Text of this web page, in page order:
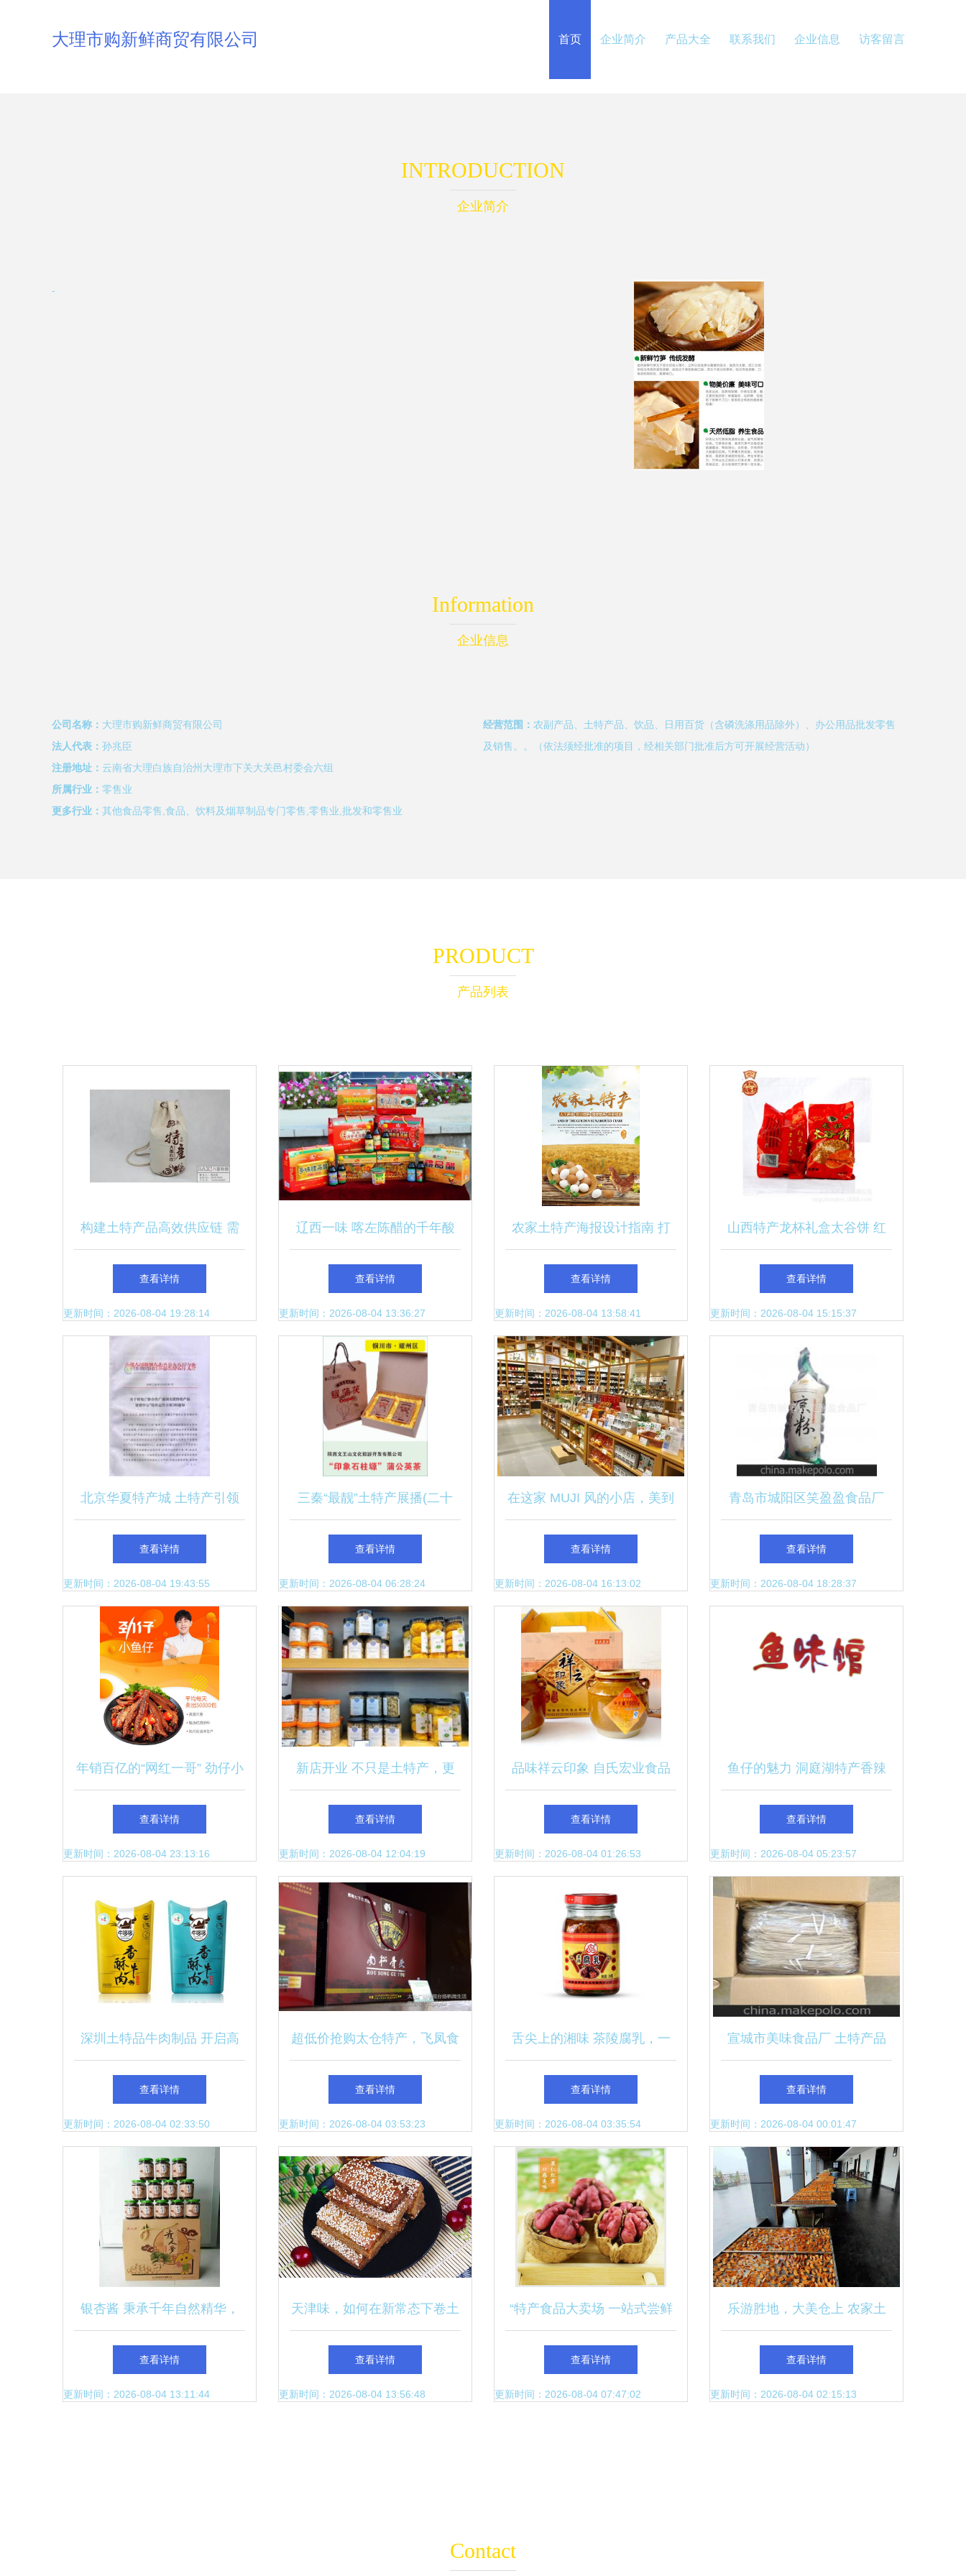
大理市购新鲜商贸有限公司 首页 企业简介 产品大全 联系我们 企业信息 访客留言
INTRODUCTION
企业简介
-
Information
企业信息
公司名称： 大理市购新鲜商贸有限公司
法人代表： 孙兆臣
注册地址： 云南省大理白族自治州大理市下关大关邑村委会六组
所属行业： 零售业
更多行业： 其他食品零售,食品、饮料及烟草制品专门零售,零售业,批发和零售业
经营范围： 农副产品、土特产品、饮品、日用百货（含磷洗涤用品除外）、办公用品批发零售
及销售。。（依法须经批准的项目，经相关部门批准后方可开展经营活动）
PRODUCT
产品列表
构建土特产品高效供应链 需
求激增下的批发与厂家价值回
归
查看详情
更新时间：2026-08-04 19:28:14
辽西一味 喀左陈醋的千年酸
香
查看详情
更新时间：2026-08-04 13:36:27
农家土特产海报设计指南 打
造原生态魅力视觉
查看详情
更新时间：2026-08-04 13:58:41
山西特产龙杯礼盒太谷饼 红
枣味的传统糕点与现代礼品价
值的碰撞
查看详情
更新时间：2026-08-04 15:15:37
北京华夏特产城 土特产引领
全国，共筑地域美食文化新篇
章
查看详情
更新时间：2026-08-04 19:43:55
三秦“最靓”土特产展播(二十
四)
查看详情
更新时间：2026-08-04 06:28:24
在这家 MUJI 风的小店，美到
忘记自己在买土特产
查看详情
更新时间：2026-08-04 16:13:02
青岛市城阳区笑盈盈食品厂
18661797410 企业库
查看详情
更新时间：2026-08-04 18:28:37
年销百亿的“网红一哥” 劲仔小
鱼引爆麻辣零食新赛道
查看详情
更新时间：2026-08-04 23:13:16
新店开业 不只是土特产，更
有意思的是产品本身
查看详情
更新时间：2026-08-04 12:04:19
品味祥云印象 自氏宏业食品
厂的1980克土特产品鉴
查看详情
更新时间：2026-08-04 01:26:53
鱼仔的魅力 洞庭湖特产香辣
酱汁鱼的味觉之旅
查看详情
更新时间：2026-08-04 05:23:57
深圳土特品牛肉制品 开启高
端休闲食品包装新纪元
查看详情
更新时间：2026-08-04 02:33:50
超低价抢购太仓特产，飞凤食
品工厂店优惠来袭，抽奖同步
开启！
查看详情
更新时间：2026-08-04 03:53:23
舌尖上的湘味 茶陵腐乳，一
片故乡情浓于心
查看详情
更新时间：2026-08-04 03:35:54
宣城市美味食品厂 土特产品
的传承与创新
查看详情
更新时间：2026-08-04 00:01:47
银杏酱 秉承千年自然精华，
馈赠秋冬养生的“滋补明珠”
查看详情
更新时间：2026-08-04 13:11:44
天津味，如何在新常态下卷土
重来 抗疫求变中的食品网红
谋希望
查看详情
更新时间：2026-08-04 13:56:48
“特产食品大卖场 一站式尝鲜
传统风味”
查看详情
更新时间：2026-08-04 07:47:02
乐游胜地，大美仓上 农家土
特产，也能成臻品
查看详情
更新时间：2026-08-04 02:15:13
Contact